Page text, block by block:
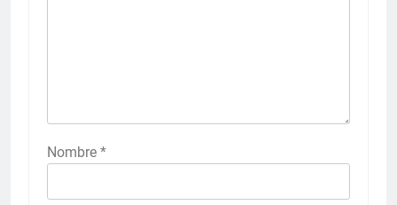
Nombre *